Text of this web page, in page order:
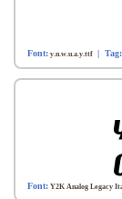
Font: y.n.w.u.a.y.ttf | Tag:
Font: Y2K Analog Legacy